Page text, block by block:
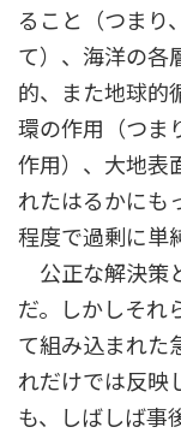
ること（つまり
て）、海洋の各
的、また地球的
環の作用（つま
作用）、大地表
れたはるかにも
程度で過剰に単
公正な解決策
だ。しかしそれ
て組み込まれた
れだけでは反映
も、しばしば事